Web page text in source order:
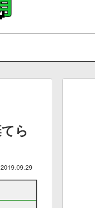
ら
2019.09.29